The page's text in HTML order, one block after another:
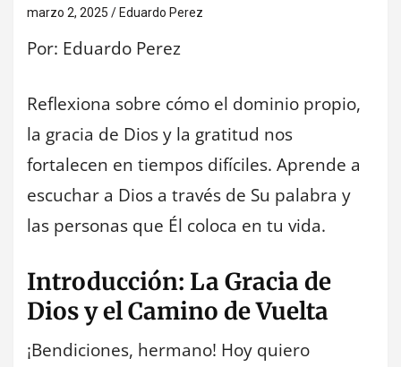
marzo 2, 2025 Eduardo Perez
Por: Eduardo Perez
Reflexiona sobre cómo el dominio propio,
la gracia de Dios y la gratitud nos
fortalecen en tiempos difíciles. Aprende a
escuchar a Dios a través de Su palabra y
las personas que Él coloca en tu vida.
Introducción: La Gracia de
Dios y el Camino de Vuelta
¡Bendiciones, hermano! Hoy quiero